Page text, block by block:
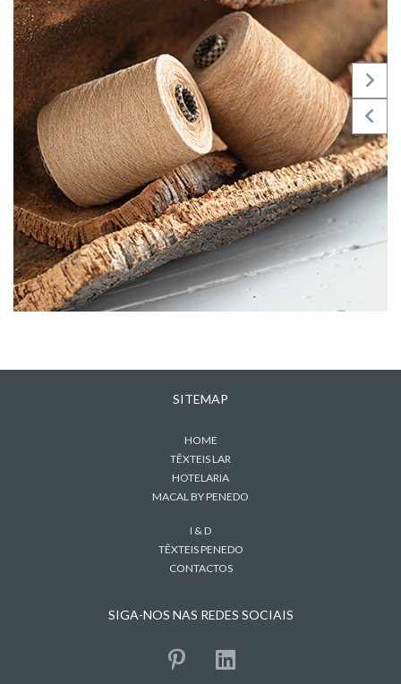
SITEMAP
HOME
TÊXTEIS LAR
HOTELARIA
MACAL BY PENEDO
I & D
TÊXTEIS PENEDO
CONTACTOS
SIGA-NOS NAS REDES SOCIAIS